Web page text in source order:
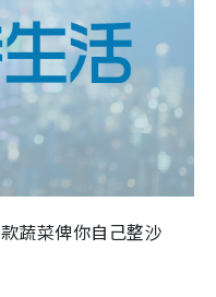
蔬菜俾你自己整沙